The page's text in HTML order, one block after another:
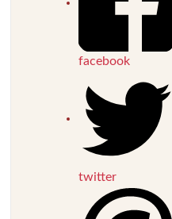
facebook
twitter